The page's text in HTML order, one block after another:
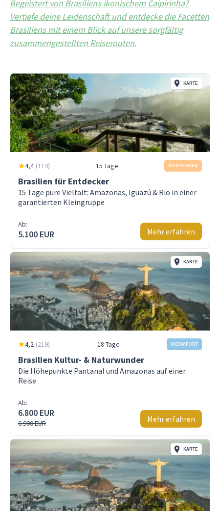
Begeistert von Brasiliens ikonischem Caipirinha?
Vertiefe deine Leidenschaft und entdecke die Facetten
Brasiliens mit einem Blick auf unsere sorgfältig
zusammengestellten Reiserouten.
KARTE
4,4 (119) 15 Tage VIEXPLORER
Brasilien für Entdecker
15 Tage pure Vielfalt: Amazonas, Iguazú & Rio in einer
garantierten Kleingruppe
Ab:
5.100 EUR Mehr erfahren
KARTE
4,2 (219) 18 Tage VICOMFORT
Brasilien Kultur- & Naturwunder
Die Höhepunkte Pantanal und Amazonas auf einer
Reise
Ab:
6.800 EUR
6.900 EUR Mehr erfahren
KARTE